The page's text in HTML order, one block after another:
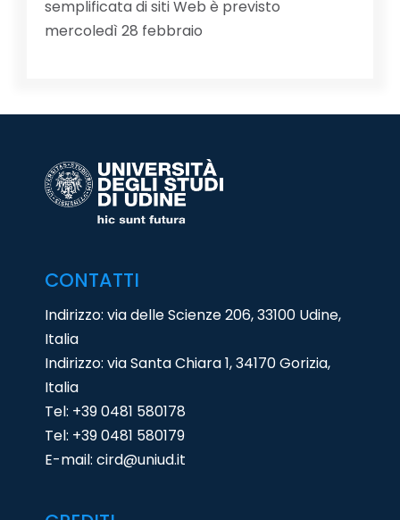
semplificata di siti Web è previsto
mercoledì 28 febbraio
CONTATTI
Indirizzo: via delle Scienze 206, 33100 Udine,
Italia
Indirizzo: via Santa Chiara 1, 34170 Gorizia,
Italia
Tel: +39 0481 580178
Tel: +39 0481 580179
E-mail: cird@uniud.it